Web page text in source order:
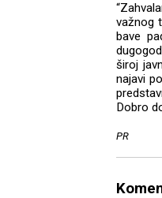
važnog
bave
široj
najavi
Dobro
PR